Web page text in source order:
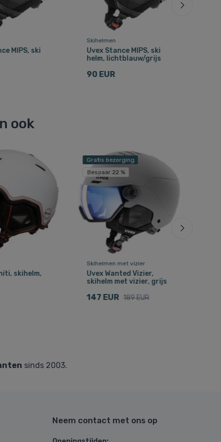
MIPS, ski
Skihelmen
Uvex Stance MIPS, ski
helm, lichtblauw/grijs
90 EUR
ook
skihelm,
Gratis bezorging
Bespaar 22 %
Skihelmen met vizier
Uvex Wanted Vizier,
skihelm met vizier, grijs
147 EUR 189 EUR
sinds 2003.
Neem contact met ons op